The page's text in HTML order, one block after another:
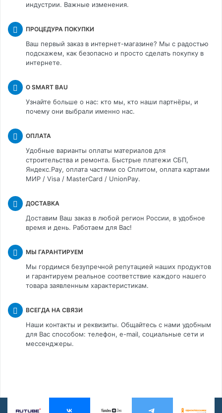
индустрии. Важные изменения.
ПРОЦЕДУРА ПОКУПКИ
Ваш первый заказ в интернет-магазине? Мы с радостью
подскажем, как безопасно и просто сделать покупку в
интернете.
О SMART BAU
Узнайте больше о нас: кто мы, кто наши партнёры, и
почему они выбрали именно нас.
ОПЛАТА
Удобные варианты оплаты материалов для
строительства и ремонта. Быстрые платежи СБП,
Яндекс.Pay, оплата частями со Сплитом, оплата картами
МИР / Visa / MasterCard / UnionPay.
ДОСТАВКА
Доставим Ваш заказ в любой регион России, в удобное
время и день. Работаем для Вас!
МЫ ГАРАНТИРУЕМ
Мы гордимся безупречной репутацией наших продуктов
и гарантируем реальное соответствие каждого нашего
товара заявленным характеристикам.
ВСЕГДА НА СВЯЗИ
Наши контакты и реквизиты. Общайтесь с нами удобным
для Вас способом: телефон, e-mail, социальные сети и
мессенджеры.